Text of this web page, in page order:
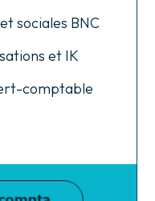
sociales BNC
et IK
comptable